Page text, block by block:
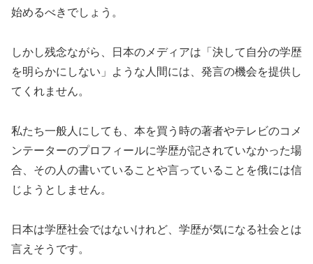
始めるべきでしょう。
しかし残念ながら、日本のメディアは「決して自分の学歴
を明らかにしない」ような人間には、発言の機会を提供し
てくれません。
私たち一般人にしても、本を買う時の著者やテレビのコメ
ンテーターのプロフィールに学歴が記されていなかった場
合、その人の書いていることや言っていることを俄には信
じようとしません。
日本は学歴社会ではないけれど、学歴が気になる社会とは
言えそうです。